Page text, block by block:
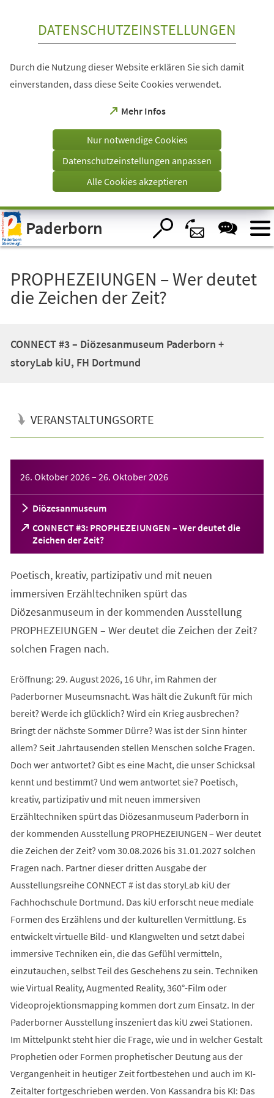
Visuelle
Assistenzsoftware
öffnen.
DATENSCHUTZEINSTELLUNGEN
Durch die Nutzung dieser Website erklären Sie sich damit
einverstanden, dass diese Seite Cookies verwendet.
Mehr Infos
(Öffnet
einem
Tab)
Nur notwendige Cookies
Datenschutzeinstellungen anpassen
Alle Cookies akzeptieren
Paderborn
PROPHEZEIUNGEN – Wer deutet
die Zeichen der Zeit?
CONNECT #3 – Diözesanmuseum Paderborn +
storyLab kiU, FH Dortmund
VERANSTALTUNGSORTE
26. Oktober 2026– 26. Oktober 2026
Diözesanmuseum
CONNECT #3: PROPHEZEIUNGEN – Wer deutet die
Zeichen der Zeit?
(Öffnet
in
neuen
Poetisch, kreativ, partizipativ und mit neuen
immersiven Erzähltechniken spürt das
Diözesanmuseum in der kommenden Ausstellung
PROPHEZEIUNGEN – Wer deutet die Zeichen der Zeit?
solchen Fragen nach.
Eröffnung: 29. August 2026, 16 Uhr, im Rahmen der
Paderborner Museumsnacht. Was hält die Zukunft für mich
bereit? Werde ich glücklich? Wird ein Krieg ausbrechen?
Bringt der nächste Sommer Dürre? Was ist der Sinn hinter
allem? Seit Jahrtausenden stellen Menschen solche Fragen.
Doch wer antwortet? Gibt es eine Macht, die unser Schicksal
kennt und bestimmt? Und wem antwortet sie? Poetisch,
kreativ, partizipativ und mit neuen immersiven
Erzähltechniken spürt das Diözesanmuseum Paderborn in
der kommenden Ausstellung PROPHEZEIUNGEN – Wer deutet
die Zeichen der Zeit? vom 30.08.2026 bis 31.01.2027 solchen
Fragen nach. Partner dieser dritten Ausgabe der
Ausstellungsreihe CONNECT # ist das storyLab kiU der
Fachhochschule Dortmund. Das kiU erforscht neue mediale
Formen des Erzählens und der kulturellen Vermittlung. Es
entwickelt virtuelle Bild- und Klangwelten und setzt dabei
immersive Techniken ein, die das Gefühl vermitteln,
einzutauchen, selbst Teil des Geschehens zu sein. Techniken
wie Virtual Reality, Augmented Reality, 360°-Film oder
Videoprojektionsmapping kommen dort zum Einsatz. In der
Paderborner Ausstellung inszeniert das kiU zwei Stationen.
Im Mittelpunkt steht hier die Frage, wie und in welcher Gestalt
Prophetien oder Formen prophetischer Deutung aus der
Vergangenheit in heutiger Zeit fortbestehen und auch im KI-
Zeitalter fortgeschrieben werden. Von Kassandra bis KI: Das